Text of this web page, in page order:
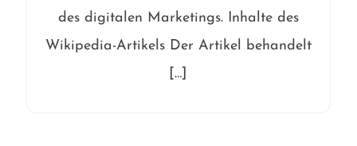
des digitalen Marketings. Inhalte des
Wikipedia-Artikels Der Artikel behandelt
[…]